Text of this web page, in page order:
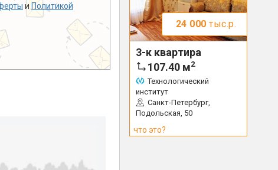
и Политикой
24 000 тыс.р.
3-к квартира
107.40 м2
Технологический
институт
Санкт-Петербург,
Подольская, 50
что это?